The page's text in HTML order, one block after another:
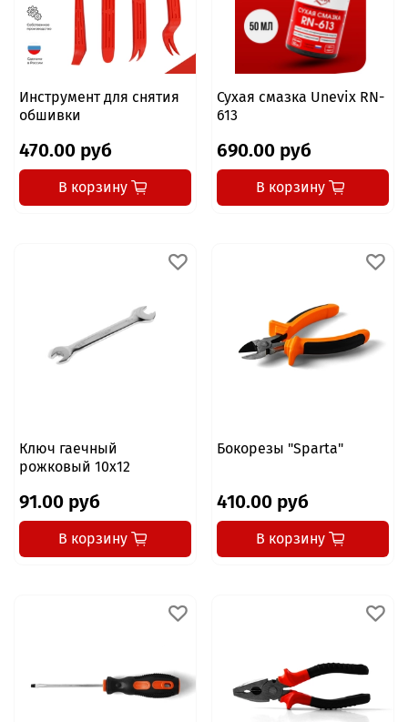
Инструмент для снятия
обшивки
470.00 руб
В корзину
Сухая смазка Unevix RN-
613
690.00 руб
В корзину
Ключ гаечный
рожковый 10x12
91.00 руб
В корзину
Бокорезы "Sparta"
410.00 руб
В корзину